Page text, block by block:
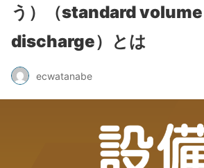
う）（standard
discharge）とは
ecwatanabe